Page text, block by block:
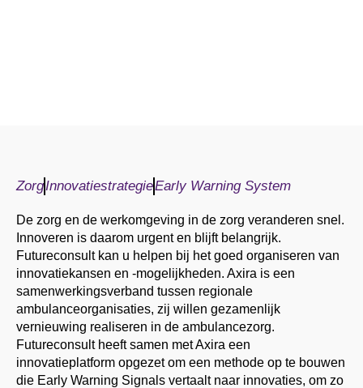
ZorgInnovatiestrategieEarly Warning System
De zorg en de werkomgeving in de zorg veranderen snel.
Innoveren is daarom urgent en blijft belangrijk.
Futureconsult kan u helpen bij het goed organiseren van
innovatiekansen en -mogelijkheden. Axira is een
samenwerkingsverband tussen regionale
ambulanceorganisaties, zij willen gezamenlijk
vernieuwing realiseren in de ambulancezorg.
Futureconsult heeft samen met Axira een
innovatieplatform opgezet om een methode op te bouwen
die Early Warning Signals vertaalt naar innovaties, om zo